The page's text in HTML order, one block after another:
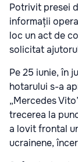
Potrivit presei
informații
loc un act de
solicitat
Pe 25 iunie, în
hotarului s-a
„Mercedes
trecerea la
a lovit frontal
ucrainene,